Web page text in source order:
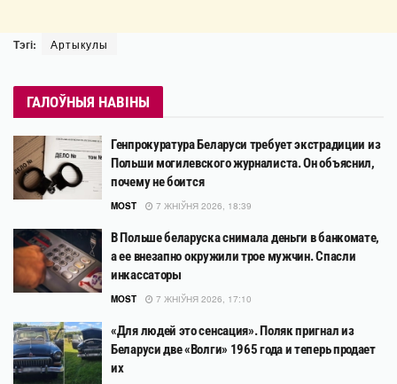
Тэгі: Артыкулы
ГАЛОЎНЫЯ НАВІНЫ
Генпрокуратура Беларуси требует экстрадиции из
Польши могилевского журналиста. Он объяснил,
почему не боится
MOST 7 ЖНІЎНЯ 2026, 18:39
В Польше беларуска снимала деньги в банкомате,
а ее внезапно окружили трое мужчин. Спасли
инкассаторы
MOST 7 ЖНІЎНЯ 2026, 17:10
«Для людей это сенсация». Поляк пригнал из
Беларуси две «Волги» 1965 года и теперь продает
их